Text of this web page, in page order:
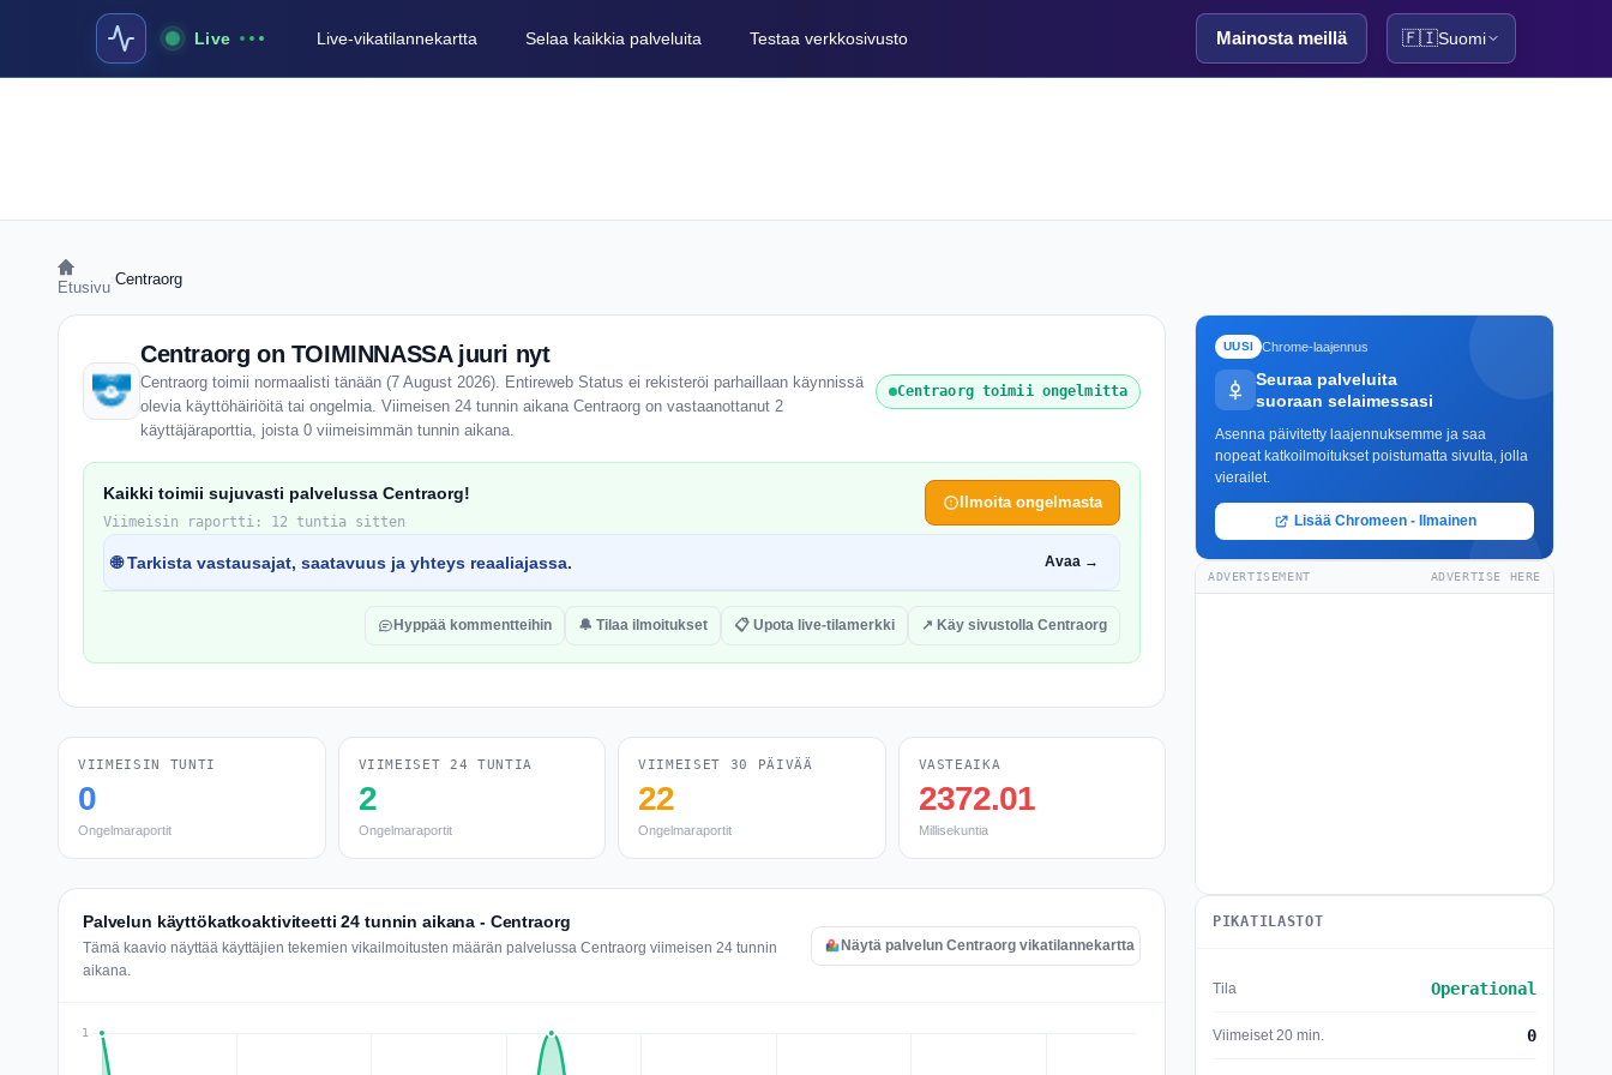
Live Live-vikatilannekartta Selaa kaikkia palveluita Testaa verkkosivusto Mainosta meillä 🇫🇮Suomi
Etusivu Centraorg
Centraorg on TOIMINNASSA juuri nyt
Centraorg toimii normaalisti tänään (7 August 2026). Entireweb Status ei rekisteröi parhaillaan käynnissä
olevia käyttöhäiriöitä tai ongelmia. Viimeisen 24 tunnin aikana Centraorg on vastaanottanut 2
käyttäjäraporttia, joista 0 viimeisimmän tunnin aikana.
Centraorg toimii ongelmitta
Kaikki toimii sujuvasti palvelussa Centraorg!
Viimeisin raportti: 12 tuntia sitten
Ilmoita ongelmasta
🌐 Tarkista vastausajat, saatavuus ja yhteys reaaliajassa. Avaa →
Hyppää kommentteihin 🔔 Tilaa ilmoitukset 📋 Upota live-tilamerkki ↗ Käy sivustolla Centraorg
VIIMEISIN TUNTI
0
Ongelmaraportit
VIIMEISET 24 TUNTIA
2
Ongelmaraportit
VIIMEISET 30 PÄIVÄÄ
22
Ongelmaraportit
VASTEAIKA
2372.01
Millisekuntia
Palvelun käyttökatkoaktiviteetti 24 tunnin aikana - Centraorg
Tämä kaavio näyttää käyttäjien tekemien vikailmoitusten määrän palvelussa Centraorg viimeisen 24 tunnin
aikana.
Näytä palvelun Centraorg vikatilannekartta
UUSI Chrome-laajennus
Seuraa palveluita
suoraan selaimessasi
Asenna päivitetty laajennuksemme ja saa
nopeat katkoilmoitukset poistumatta sivulta, jolla
vierailet.
Lisää Chromeen - Ilmainen
ADVERTISEMENT ADVERTISE HERE
PIKATILASTOT
Tila Operational
Viimeiset 20 min. 0